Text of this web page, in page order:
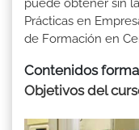
puede obtener sin
Prácticas en
de Formación en
Contenidos
Objetivos del